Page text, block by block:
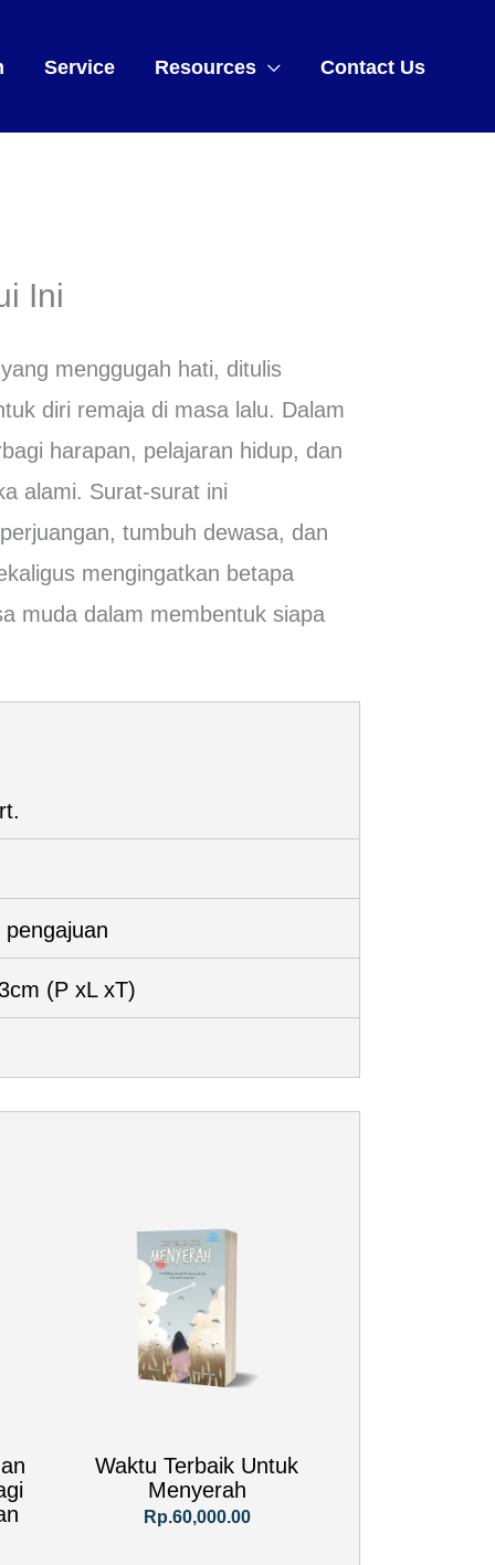
Service Resources Contact Us
Ini
menggugah hati, ditulis
diri remaja di masa lalu. Dalam
harapan, pelajaran hidup, dan
alami. Surat-surat ini
tumbuh dewasa, dan
mengingatkan betapa
muda dalam membentuk siapa
(P xL xT)
Waktu Terbaik Untuk
Menyerah
Rp.60,000.00